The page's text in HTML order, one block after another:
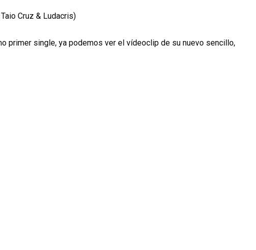
Cruz & Ludacris)
primer single, ya podemos ver el vídeoclip de su nuevo sencillo,